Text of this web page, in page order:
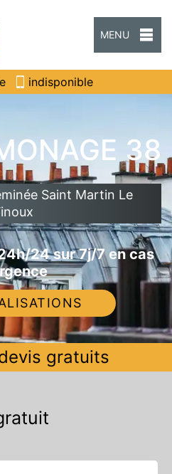
MENU
indisponible
38
Saint Martin Le
24 sur 7j/7 en cas
gratuits